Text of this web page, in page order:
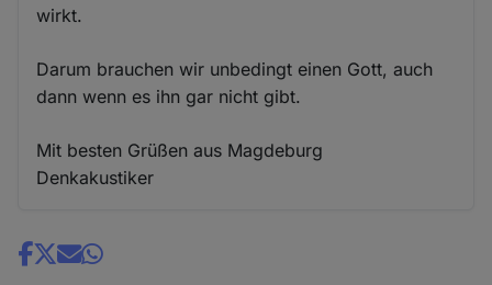
wirkt.
Darum brauchen wir unbedingt einen Gott, auch
dann wenn es ihn gar nicht gibt.
Mit besten Grüßen aus Magdeburg
Denkakustiker
Share